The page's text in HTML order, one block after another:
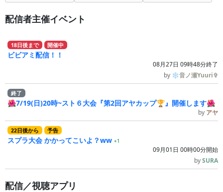
配信者主催イベント
18日後まで 開催中
ビビアミ配信！！
08月27日 09時48分終了
by ❄音ノ瀬Yuuri✞
終了
🌺7/19(日)20時~スト６大会『第2回アヤカップ🏆』開催します🌺
by アヤ
22日後から 予告
スプラ大会 かかってこいよ？ww +1
09月01日 00時00分開始
bySURA
配信／視聴アプリ